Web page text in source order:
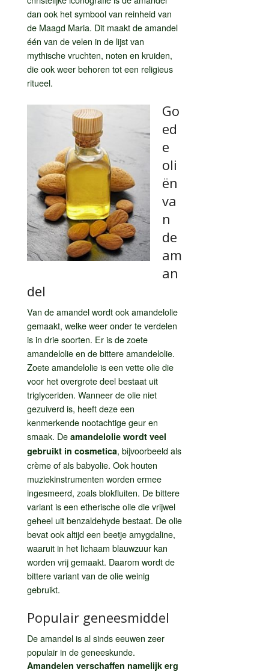
dan ook het symbool van reinheid van
de Maagd Maria. Dit maakt de amandel
één van de velen in de lijst van
mythische vruchten, noten en kruiden,
die ook weer behoren tot een religieus
ritueel.
Go
ed
e
oli
ën
va
n
de
am
an
del
Van de amandel wordt ook amandelolie
gemaakt, welke weer onder te verdelen
is in drie soorten. Er is de zoete
amandelolie en de bittere amandelolie.
Zoete amandelolie is een vette olie die
voor het overgrote deel bestaat uit
triglyceriden. Wanneer de olie niet
gezuiverd is, heeft deze een
kenmerkende nootachtige geur en
smaak. De amandelolie wordt veel
gebruikt in cosmetica, bijvoorbeeld als
crème of als babyolie. Ook houten
muziekinstrumenten worden ermee
ingesmeerd, zoals blokfluiten. De bittere
variant is een etherische olie die vrijwel
geheel uit benzaldehyde bestaat. De olie
bevat ook altijd een beetje amygdaline,
waaruit in het lichaam blauwzuur kan
worden vrij gemaakt. Daarom wordt de
bittere variant van de olie weinig
gebruikt.
Populair geneesmiddel
De amandel is al sinds eeuwen zeer
populair in de geneeskunde.
Amandelen verschaffen namelijk erg